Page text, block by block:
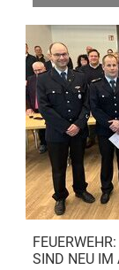
SIND NEU IM